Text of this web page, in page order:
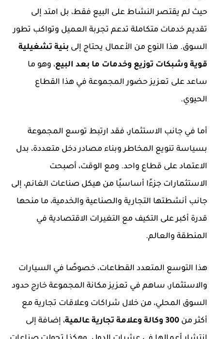
حيث لم يقتصر النشاط على البيع فقط، بل امتد إلى
تقديم خدمات متكاملة تدعم تجربة العميل وتواكب تطور
السوق. هذا النوع من الأعمال يحتاج إلى بنية تشغيلية
قوية وشبكات توزيع وخدمات ما بعد البيع، وهو ما
ساعد على تعزيز حضور المجموعة في هذا القطاع
الحيوي.
أما في جانب الاستثمار، فقد ارتبط توسع المجموعة
بسياسة تنويع المخاطر وبناء مصادر دخل متعددة، بدل
الاعتماد على قطاع واحد. ومع الوقت، أصبحت
الاستثمارات جزءًا أساسيًا من هيكل صناعات الغانم، إلى
جانب أنشطتها التجارية والصناعية والخدمية، ما منحها
قدرة أكبر على التكيف مع التغيرات الاقتصادية في
المنطقة والعالم.
هذا التوسع المتعدد القطاعات، خصوصًا في السيارات
والاستثمار، ساهم في تعزيز مكانة المجموعة خارج حدود
السوق المحلي، من خلال شراكات وعلاقات تجارية مع
أكثر من 300 وكالة وعلامة تجارية عالمية
، إضافة إلى